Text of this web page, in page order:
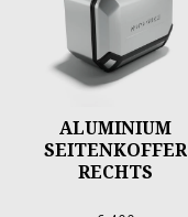
ALUMINIUM
SEITENKOFFER
RECHTS